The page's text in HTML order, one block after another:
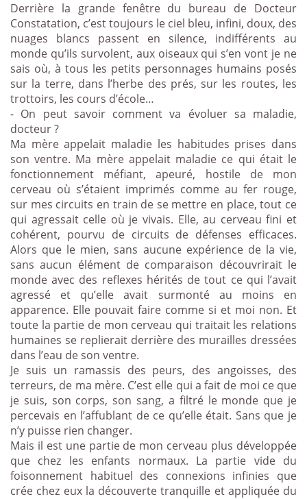
Derrière la grande fenêtre du bureau de Docteur
Constatation, c’est toujours le ciel bleu, infini, doux, des
nuages blancs passent en silence, indifférents au
monde qu’ils survolent, aux oiseaux qui s’en vont je ne
sais où, à tous les petits personnages humains posés
sur la terre, dans l’herbe des prés, sur les routes, les
trottoirs, les cours d’école…
- On peut savoir comment va évoluer sa maladie,
docteur ?
Ma mère appelait maladie les habitudes prises dans
son ventre. Ma mère appelait maladie ce qui était le
fonctionnement méfiant, apeuré, hostile de mon
cerveau où s’étaient imprimés comme au fer rouge,
sur mes circuits en train de se mettre en place, tout ce
qui agressait celle où je vivais. Elle, au cerveau fini et
cohérent, pourvu de circuits de défenses efficaces.
Alors que le mien, sans aucune expérience de la vie,
sans aucun élément de comparaison découvrirait le
monde avec des reflexes hérités de tout ce qui l’avait
agressé et qu’elle avait surmonté au moins en
apparence. Elle pouvait faire comme si et moi non. Et
toute la partie de mon cerveau qui traitait les relations
humaines se replierait derrière des murailles dressées
dans l’eau de son ventre.
Je suis un ramassis des peurs, des angoisses, des
terreurs, de ma mère. C’est elle qui a fait de moi ce que
je suis, son corps, son sang, a filtré le monde que je
percevais en l’affublant de ce qu’elle était. Sans que je
n’y puisse rien changer.
Mais il est une partie de mon cerveau plus développée
que chez les enfants normaux. La partie vide du
foisonnement habituel des connexions infinies que
crée chez eux la découverte tranquille et appliquée du